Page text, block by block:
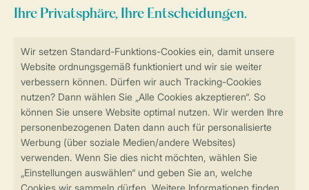
Sicherstellung Deiner Privatsphäre
Sicher und schnell zur Online-Buchung
Sichere Datenübertragung
Sicheres Bezahlen